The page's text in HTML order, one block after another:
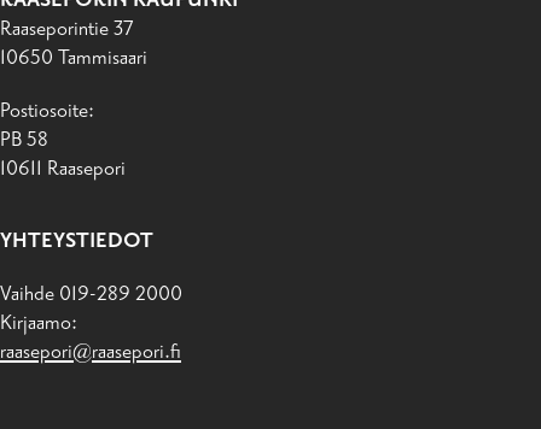
Raaseporintie 37
10650 Tammisaari
Postiosoite:
PB 58
10611 Raasepori
YHTEYSTIEDOT
Vaihde 019-289 2000
Kirjaamo:
raasepori@raasepori.fi